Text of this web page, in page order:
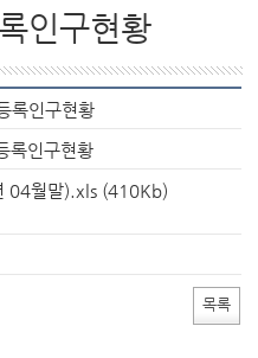
인구현황
록인구현황
록인구현황
04월말).xls (410Kb)
목록